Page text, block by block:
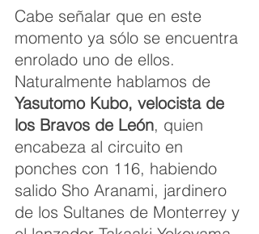
Cabe señalar que en este
momento ya sólo se encuentra
enrolado uno de ellos.
Naturalmente hablamos de
Yasutomo Kubo, velocista de
los Bravos de León, quien
encabeza al circuito en
ponches con 116, habiendo
salido Sho Aranami, jardinero
de los Sultanes de Monterrey y